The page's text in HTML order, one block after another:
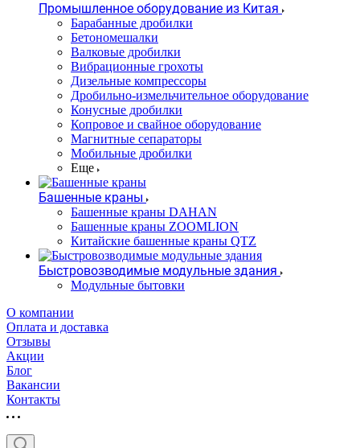
Промышленное оборудование из Китая
Барабанные дробилки
Бетономешалки
Валковые дробилки
Вибрационные грохоты
Дизельные компрессоры
Дробильно-измельчительное оборудование
Конусные дробилки
Копровое и свайное оборудование
Магнитные сепараторы
Мобильные дробилки
Еще
Башенные краны
Башенные краны DAHAN
Башенные краны ZOOMLION
Китайские башенные краны QTZ
Быстровозводимые модульные здания
Модульные бытовки
О компании
Оплата и доставка
Отзывы
Акции
Блог
Вакансии
Контакты